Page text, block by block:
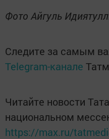
Фото Айгуль
Следите за самым
Telegram-канале
Читайте новости
национальном
https://max.ru/